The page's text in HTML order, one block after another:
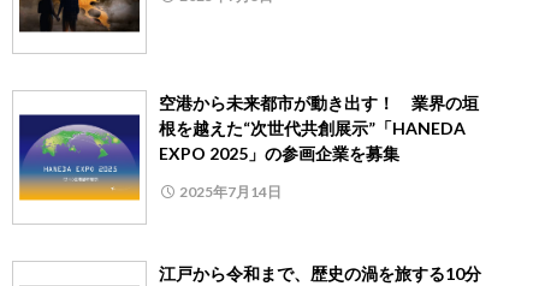
空港から未来都市が動き出す！ 業界の垣
根を越えた“次世代共創展示”「HANEDA
EXPO 2025」の参画企業を募集
2025年7月14日
江戸から令和まで、歴史の渦を旅する10分